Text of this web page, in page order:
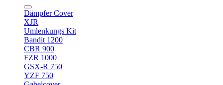
Dämpfer Cover
XJR
Umlenkungs Kit
Bandit 1200
CBR 900
FZR 1000
GSX-R 750
YZF 750